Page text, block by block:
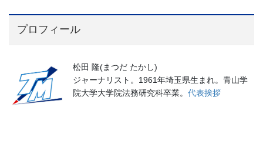
プロフィール
松田 隆(まつだ たかし)
ジャーナリスト。1961年埼玉県生まれ。青山学
院大学大学院法務研究科卒業。 代表挨拶